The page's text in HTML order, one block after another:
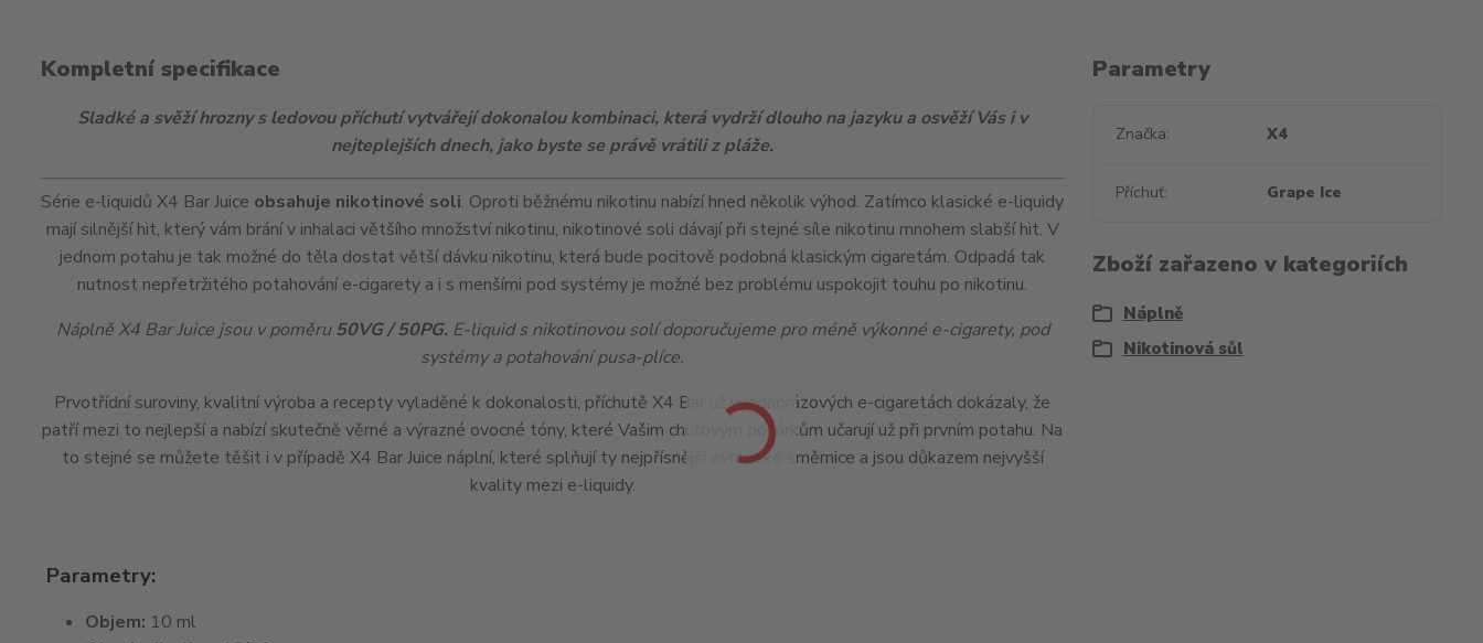
Kompletní specifikace
Sladké a svěží hrozny s ledovou příchutí vytvářejí dokonalou kombinaci, která vydrží dlouho na jazyku a osvěží Vás i v
nejteplejších dnech, jako byste se právě vrátili z pláže.
Série e-liquidů X4 Bar Juice obsahuje nikotinové soli. Oproti běžnému nikotinu nabízí hned několik výhod. Zatímco klasické e-liquidy
mají silnějšíhit, který vám brání v inhalaci většího množství nikotinu, nikotinové soli dávají při stejné síle nikotinu mnohem slabšíhit. V
jednom potahu je tak možné do těla dostat větší dávku nikotinu, která bude pocitově podobná klasickým cigaretám. Odpadá tak
nutnost nepřetržitého potahování e-cigarety a i s menšími pod systémy je možné bez problému uspokojit touhu po nikotinu.
Náplně X4 Bar Juice jsou v poměru 50VG / 50PG.E-liquid s nikotinovou solí doporučujeme pro méně výkonné e-cigarety, pod
systémy a potahování pusa-plíce.
Prvotřídní suroviny, kvalitní výroba a recepty vyladěné k dokonalosti, příchutě X4 Bar už v jednorázových e-cigaretách dokázaly, že
patří mezi to nejlepší a nabízí skutečně věrné a výrazné ovocné tóny, které Vašim chuťovým pohárkům učarují už při prvním potahu. Na
to stejné se můžete těšit i v případě X4 Bar Juice náplní, které splňují ty nejpřísnější evropské směrnice a jsou důkazem nejvyšší
kvality mezi e-liquidy.
Parametry:
Objem: 10 ml
Parametry
Značka X4
Příchuť Grape Ice
Zboží zařazeno v kategoriích
Náplně
Nikotinová sůl